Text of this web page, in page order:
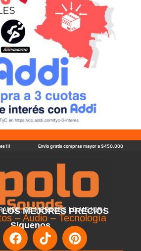
!!! Envio gratis compras mayor a $450.000
MEJORES PRECIOS
TE MERECES LO MEJOR !
– Audio – Tecnología
Siguenos